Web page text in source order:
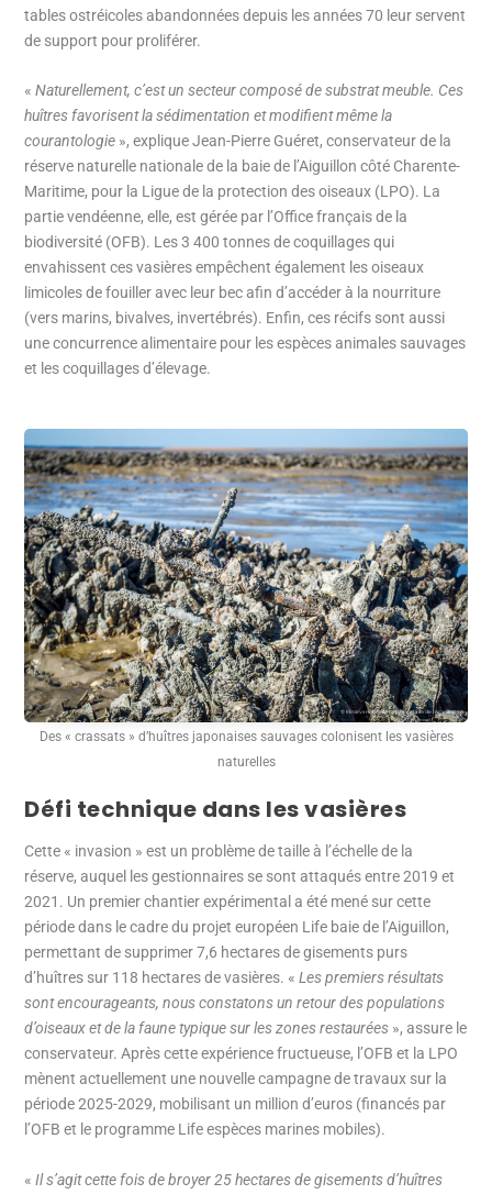
tables ostréicoles abandonnées depuis les années 70 leur servent
de support pour proliférer.
« Naturellement, c’est un secteur composé de substrat meuble. Ces
huîtres favorisent la sédimentation et modifient même la
courantologie », explique Jean-Pierre Guéret, conservateur de la
réserve naturelle nationale de la baie de l’Aiguillon côté Charente-
Maritime, pour la Ligue de la protection des oiseaux (LPO). La
partie vendéenne, elle, est gérée par l’Office français de la
biodiversité (OFB). Les 3 400 tonnes de coquillages qui
envahissent ces vasières empêchent également les oiseaux
limicoles de fouiller avec leur bec afin d’accéder à la nourriture
(vers marins, bivalves, invertébrés). Enfin, ces récifs sont aussi
une concurrence alimentaire pour les espèces animales sauvages
et les coquillages d’élevage.
Des « crassats » d’huîtres japonaises sauvages colonisent les vasières
naturelles
Défi technique dans les vasières
Cette « invasion » est un problème de taille à l’échelle de la
réserve, auquel les gestionnaires se sont attaqués entre 2019 et
2021. Un premier chantier expérimental a été mené sur cette
période dans le cadre du projet européen Life baie de l’Aiguillon,
permettant de supprimer 7,6 hectares de gisements purs
d’huîtres sur 118 hectares de vasières. «Les premiers résultats
sont encourageants, nous constatons un retour des populations
d’oiseaux et de la faune typique sur les zones restaurées », assure le
conservateur. Après cette expérience fructueuse, l’OFB et la LPO
mènent actuellement une nouvelle campagne de travaux sur la
période 2025-2029, mobilisant un million d’euros (financés par
l’OFB et le programme Life espèces marines mobiles).
«Il s’agit cette fois de broyer 25 hectares de gisements d’huîtres